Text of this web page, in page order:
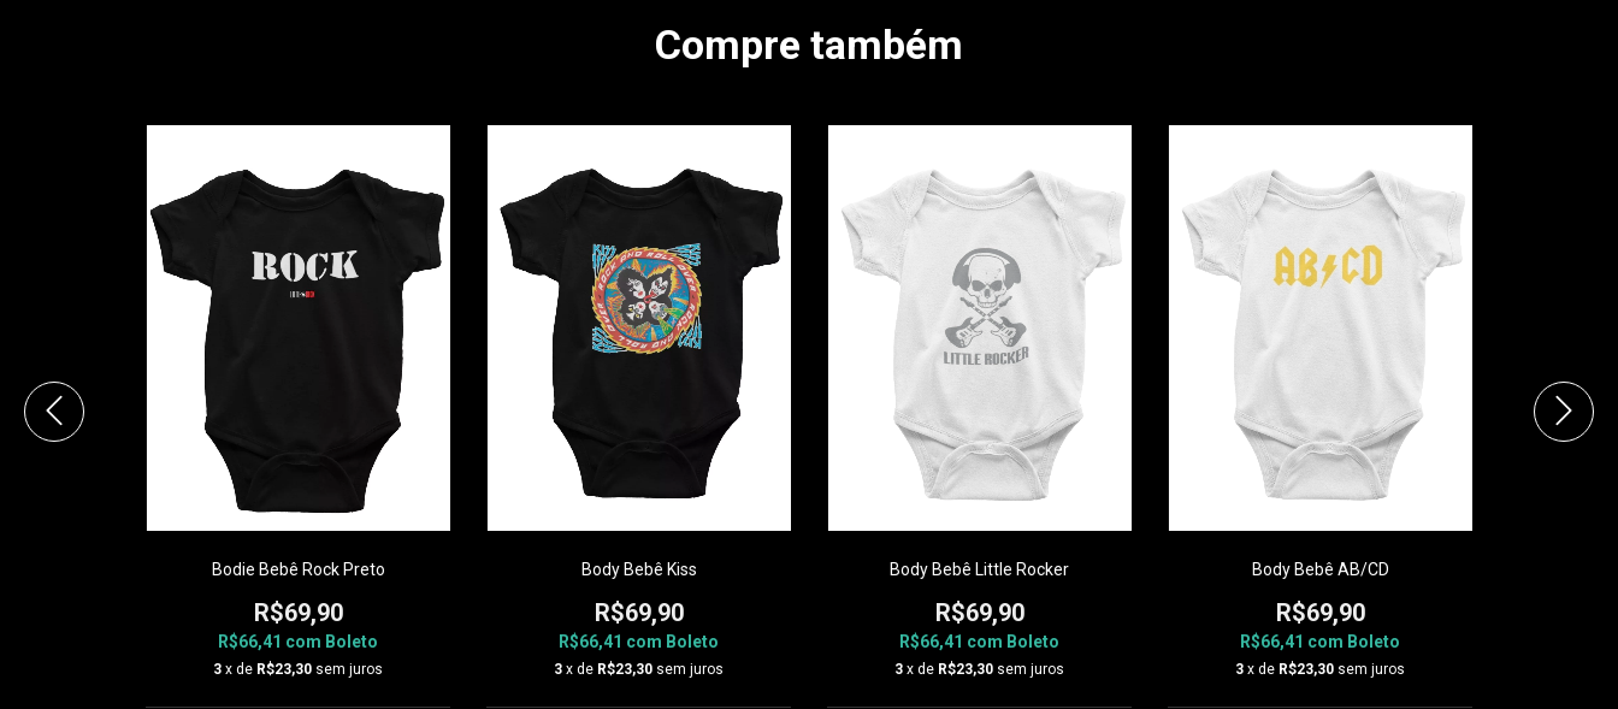
Compre também
Bodie Bebê Rock Preto
R$69,90
R$66,41 com Boleto
3 x de R$23,30 sem juros
Body Bebê Kiss
R$69,90
R$66,41 com Boleto
3 x de R$23,30 sem juros
Body Bebê Little Rocker
R$69,90
R$66,41 com Boleto
3 x de R$23,30 sem juros
Body Bebê AB/CD
R$69,90
R$66,41 com Boleto
3 x de R$23,30 sem juros